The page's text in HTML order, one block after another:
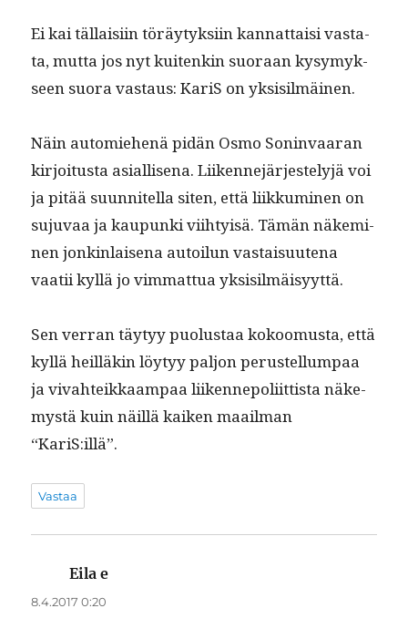
Ei kai täl­laisi­in töräy­tyk­si­in kan­nat­taisi vas­ta­
ta, mut­ta jos nyt kuitenkin suo­raan kysymyk­
seen suo­ra vas­taus: KariS on yksisilmäinen.
Näin automiehenä pidän Osmo Son­in­vaaran
kir­joi­tus­ta asial­lise­na. Liiken­nejär­jeste­lyjä voi
ja pitää suun­nitel­la siten, että liikku­mi­nen on
suju­vaa ja kaupun­ki viihty­isä. Tämän näkem­i­
nen jonkin­laise­na autoilun vas­taisuute­na
vaatii kyl­lä jo vim­mat­tua yksisilmäisyyttä.
Sen ver­ran täy­tyy puo­lus­taa kokoomus­ta, että
kyl­lä heil­läkin löy­tyy paljon perustel­lumpaa
ja vivahteikkaam­paa liiken­nepoli­it­tista näke­
mys­tä kuin näil­lä kaiken maail­man
“KariS:illä”.
Vastaa
Eila e
8.4.2017 0:20